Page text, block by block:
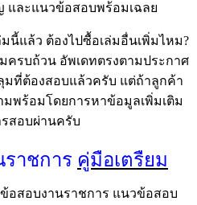
และแนวข้อสอบพร้อมเฉลย
นี้แล้ว ต้องไปซื้อเล่มอื่นเพิ่มไหม?
รบถ้วน อัพเดทตรงตามประกาศ
ที่ต้องสอบแล้วครับ แต่ถ้าลูกค้า
มพร้อมโดยการหาข้อมูลเพิ่มเติม
สอบผ่านครับ
าชการ คู่มือเตรืยม
ข้อสอบงานราชการ แนวข้อสอบ